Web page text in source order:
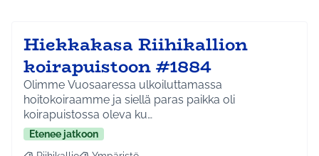
Hiekkakasa Riihikallion
koirapuistoon #1884
Olimme Vuosaaressa ulkoiluttamassa
hoitokoiraamme ja siellä paras paikka oli
koirapuistossa oleva ku…
Etenee jatkoon